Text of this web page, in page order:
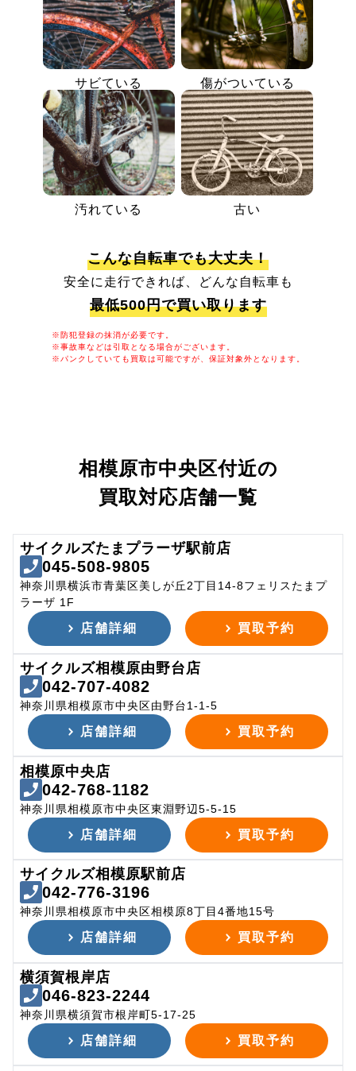
サビている 傷がついている
汚れている 古い
こんな自転車でも大丈夫！
安全に走行できれば、どんな自転車も
最低500円で買い取ります
※防犯登録の抹消が必要です。
※事故車などは引取となる場合がございます。
※パンクしていても買取は可能ですが、保証対象外となります。
相模原市中央区付近の
買取対応店舗一覧
サイクルズたまプラーザ駅前店
045-508-9805
神奈川県横浜市青葉区美しが丘2丁目14-8フェリスたまプ
ラーザ 1F
店舗詳細 買取予約
サイクルズ相模原由野台店
042-707-4082
神奈川県相模原市中央区由野台1-1-5
店舗詳細 買取予約
相模原中央店
042-768-1182
神奈川県相模原市中央区東淵野辺5-5-15
店舗詳細 買取予約
サイクルズ相模原駅前店
042-776-3196
神奈川県相模原市中央区相模原8丁目4番地15号
店舗詳細 買取予約
横須賀根岸店
046-823-2244
神奈川県横須賀市根岸町5-17-25
店舗詳細 買取予約